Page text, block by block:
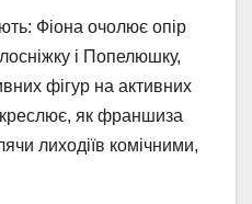
Фіона очолює опір
і Попелюшку,
фігур на активних
як франшиза
лиходіїв комічними,